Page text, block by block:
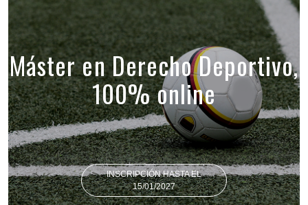
Máster en Derecho Deportivo,
100% online
INSCRIPCIÓN HASTA EL
15/01/2027